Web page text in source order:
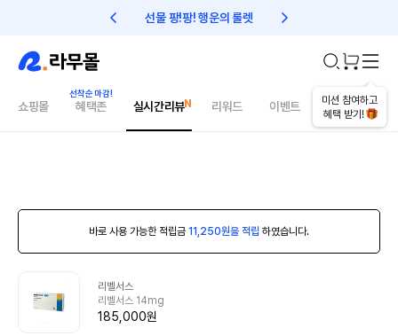
선물 팡!팡! 행운의 룰렛 친구초대 1만원 리워드!
미션 참여하고
혜택 받기!
쇼핑몰 혜택존 실시간리뷰 리워드 이벤트 건강매거진
바로 사용 가능한 적립금 11,250원을 적립 하였습니다.
리벨서스
리벨서스 14mg
185,000원